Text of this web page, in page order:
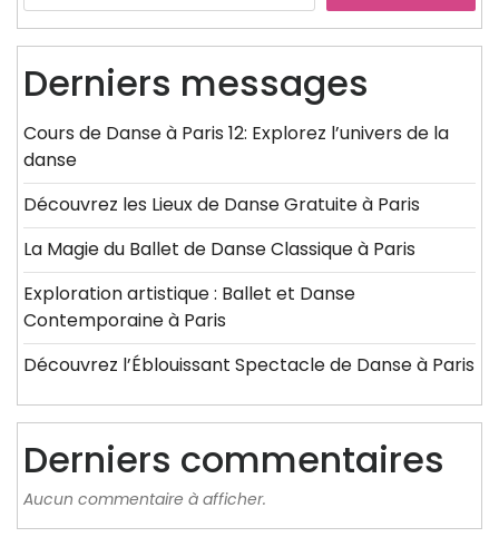
Derniers messages
Cours de Danse à Paris 12: Explorez l’univers de la
danse
Découvrez les Lieux de Danse Gratuite à Paris
La Magie du Ballet de Danse Classique à Paris
Exploration artistique : Ballet et Danse
Contemporaine à Paris
Découvrez l’Éblouissant Spectacle de Danse à Paris
Derniers commentaires
Aucun commentaire à afficher.